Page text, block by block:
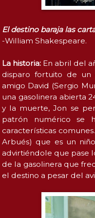
El destino baraja las
-William Shakespeare.
La historia: En abril del
disparo fortuito de un
amigo David (Sergio
una gasolinera abierta
y la muerte, Jon se
patrón numérico se
características
Arbués) que es un
advirtiéndole que pase
de la gasolinera que
el destino a pesar del